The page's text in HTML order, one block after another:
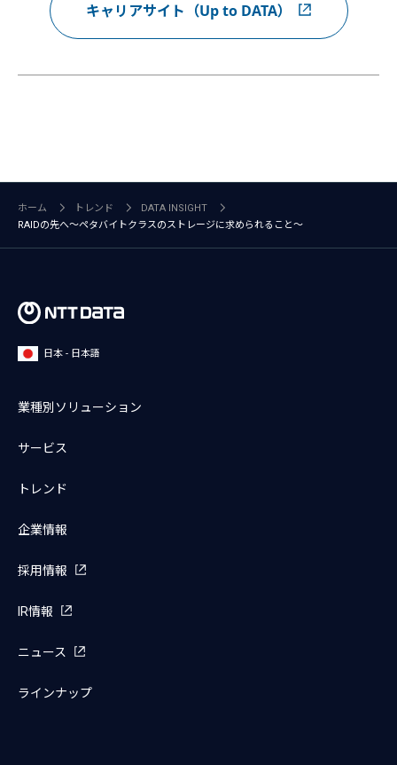
キャリアサイト（Up to DATA）
ホーム トレンド
DATA INSIGHT
RAIDの先へ～ペタバイトクラスのストレージに求められること～
日本 - 日本語
業種別ソリューション
サービス
トレンド
企業情報
採用情報
IR情報
ニュース
ラインナップ